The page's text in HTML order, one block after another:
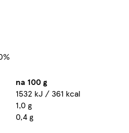
na 100 g
1532 kJ / 361 kcal
1,0 g
0,4 g